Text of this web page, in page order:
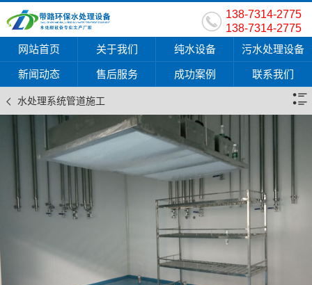
138-7314-2775
138-7314-2775
网站首页
关于我们 纯水设备 污水处理设备
新闻动态 售后服务 成功案例 联系我们
水处理系统管道施工